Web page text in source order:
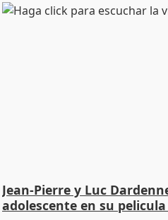
Jean-Pierre y Luc
adolescente en su